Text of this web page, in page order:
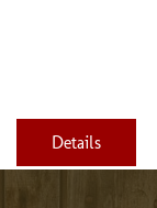
Details